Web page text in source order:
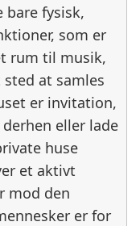
bare fysisk,
som er
rum til musik,
at samles
er invitation,
eller lade
huse
et aktivt
mod den
er for